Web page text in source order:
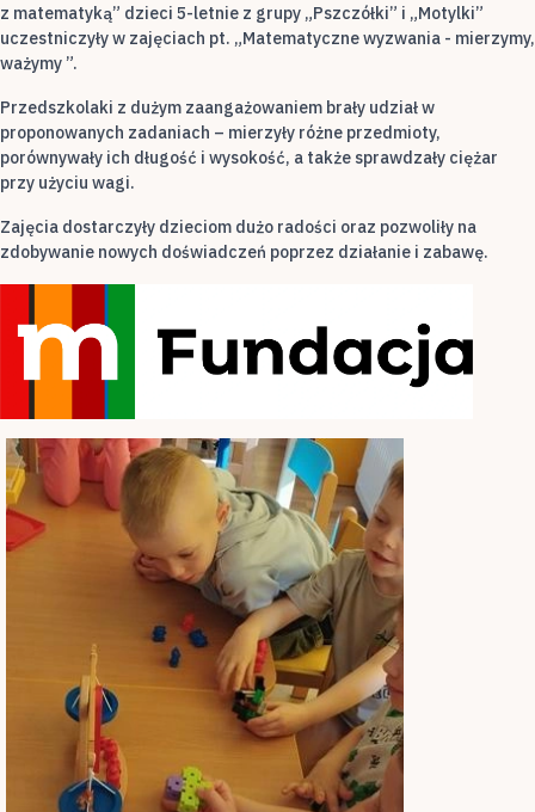
z matematyką” dzieci 5-letnie z grupy „Pszczółki” i „Motylki”
uczestniczyły w zajęciach pt. „Matematyczne wyzwania - mierzymy,
ważymy ”.
Przedszkolaki z dużym zaangażowaniem brały udział w
proponowanych zadaniach – mierzyły różne przedmioty,
porównywały ich długość i wysokość, a także sprawdzały ciężar
przy użyciu wagi.
Zajęcia dostarczyły dzieciom dużo radości oraz pozwoliły na
zdobywanie nowych doświadczeń poprzez działanie i zabawę.